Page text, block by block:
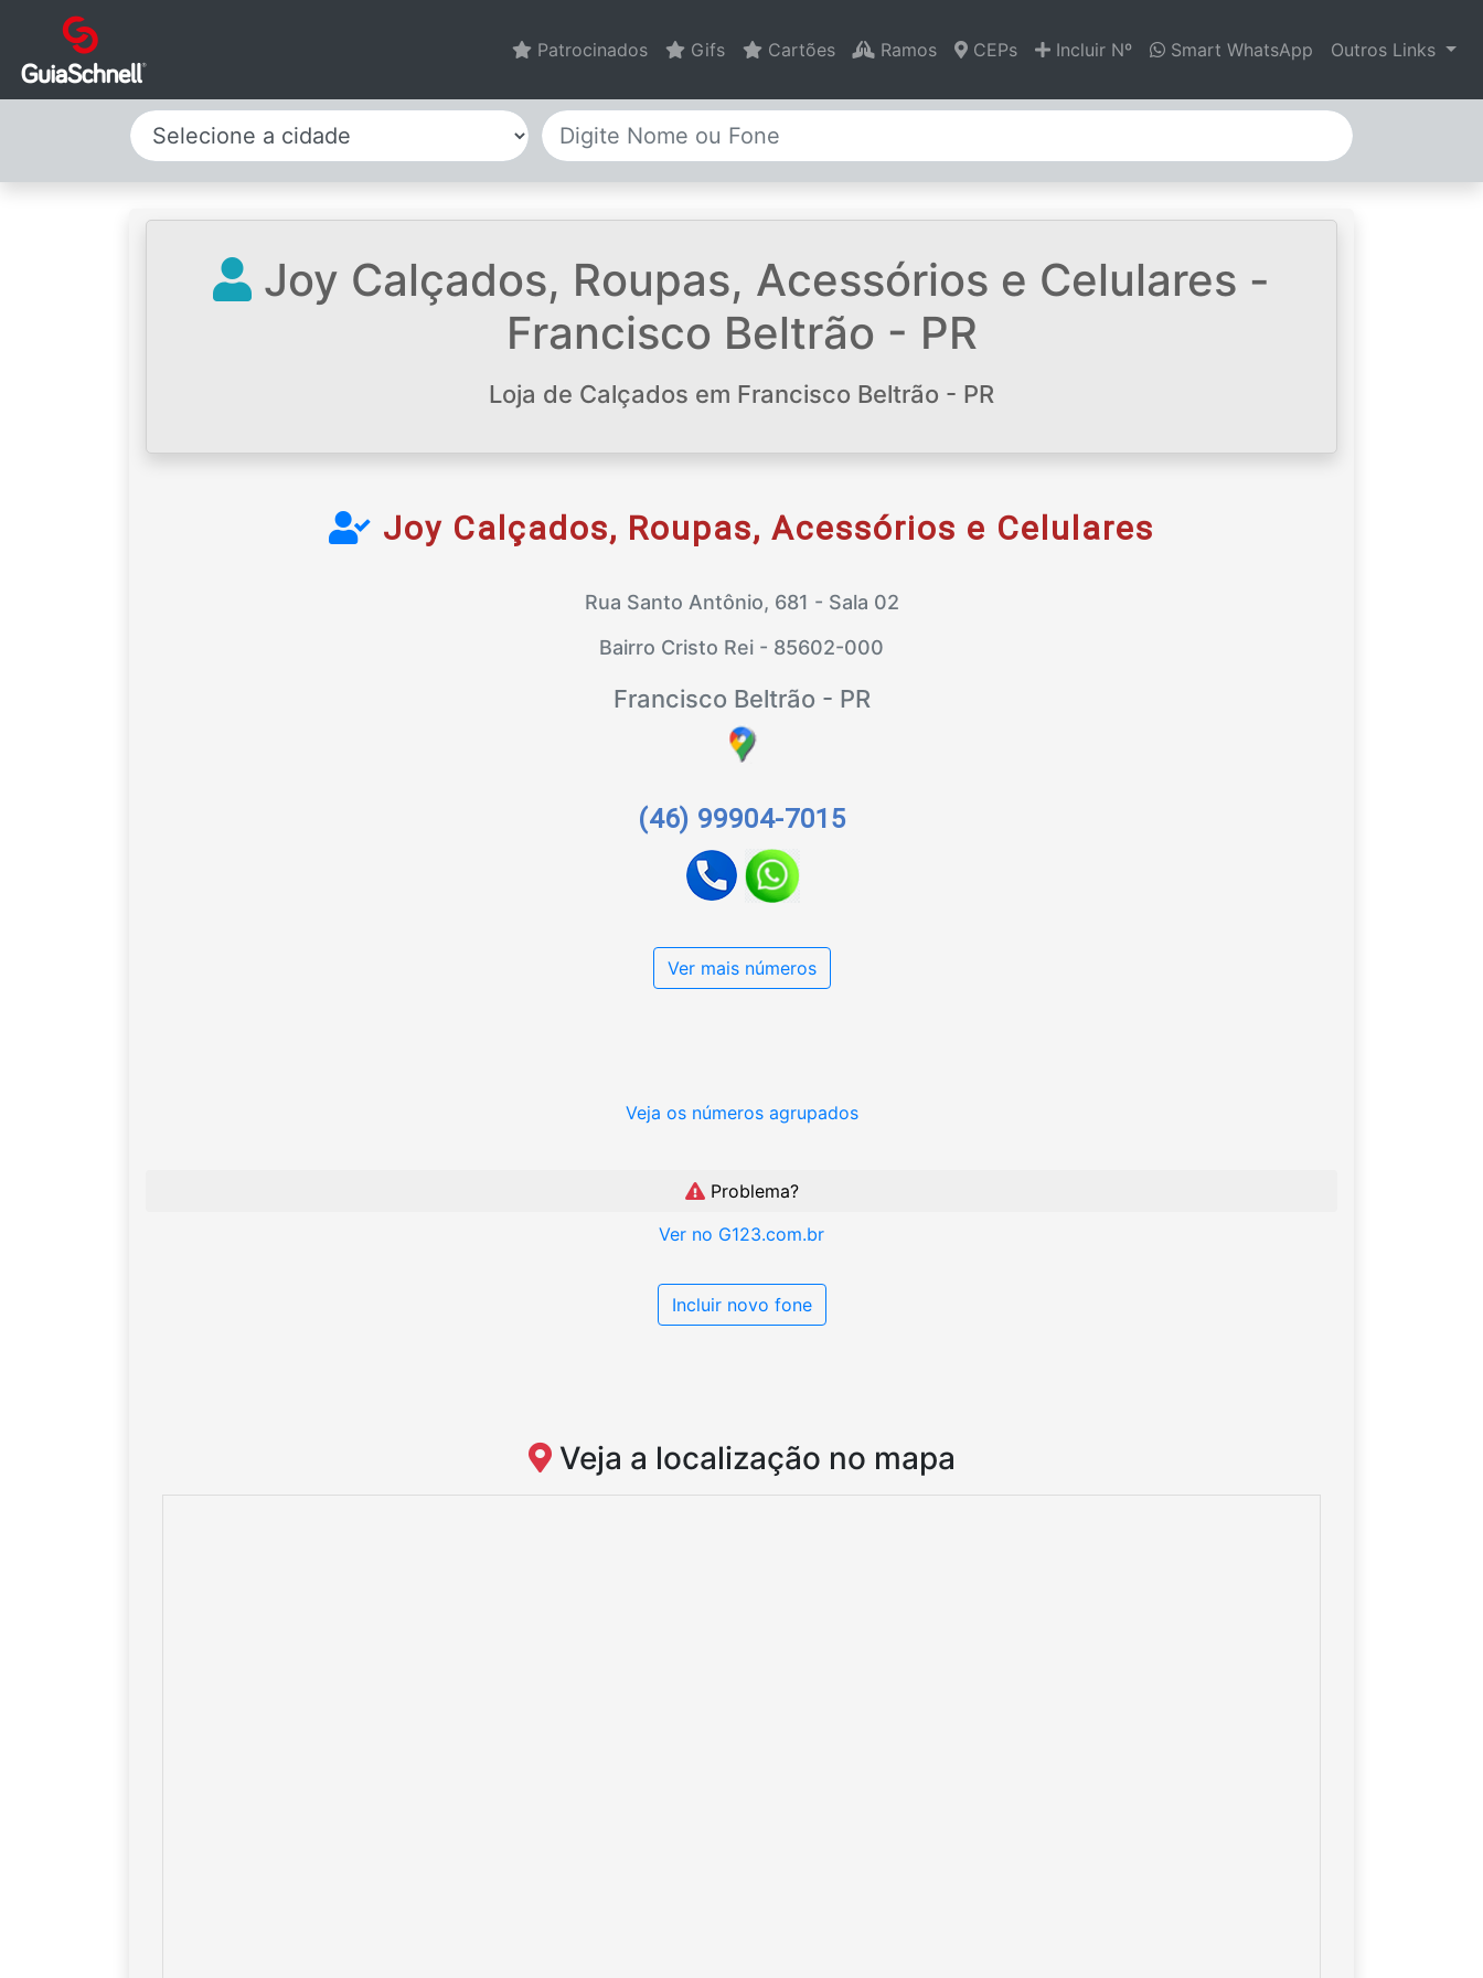
Patrocinados Gifs Cartões Ramos CEPs Incluir Nº Smart WhatsApp Outros Links
Selecione a cidade
Joy Calçados, Roupas, Acessórios e Celulares -
Francisco Beltrão - PR
Loja de Calçados em Francisco Beltrão - PR
Joy Calçados, Roupas, Acessórios e Celulares
Rua Santo Antônio, 681 - Sala 02
Bairro Cristo Rei - 85602-000
Francisco Beltrão - PR
(46) 99904-7015
Ver mais números
Veja os números agrupados
Problema?
Ver no G123.com.br
Incluir novo fone
Veja a localização no mapa